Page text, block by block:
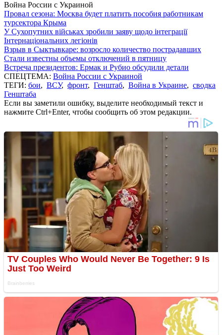
Война России с Украиной
Провал сезона: Москва будет платить пособия работникам
турсектора Крыма
У Сухопутних військах зробили заяву щодо інтеграції
Інтернаціональних легіонів
Взрыв в Сыктывкаре: возросло количество пострадавших
Стали известны объемы отключений в пятницу
Встреча президентов: Ермак и Рубио обсудили детали
СПЕЦТЕМА: Война России с Украиной
ТЕГИ: бои, ВСУ, фронт, Генштаб, Война в Украине, сводка
Генштаба
Если вы заметили ошибку, выделите необходимый текст и
нажмите Ctrl+Enter, чтобы сообщить об этом редакции.